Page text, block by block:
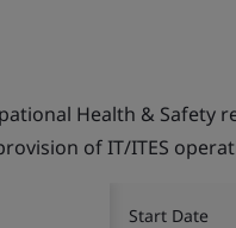
Health & Safety
of IT/ITES
Start Date